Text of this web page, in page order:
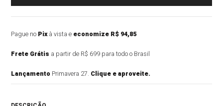
Pague no Pixà vista e economize R$ 94,85
Frete Grátis a partir de R$ 699 para todo o Brasil
Lançamento Primavera 27. Clique e aproveite.